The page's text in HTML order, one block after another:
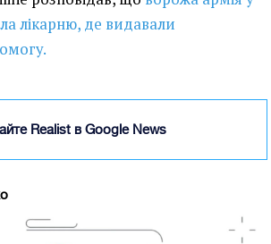
лікарню, де видавали
Realist в Google News